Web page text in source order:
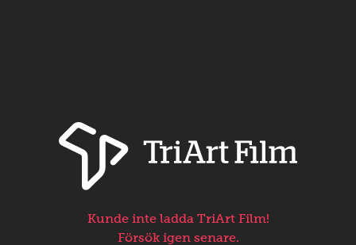
Kunde inte ladda TriArt Film!
Försök igen senare.